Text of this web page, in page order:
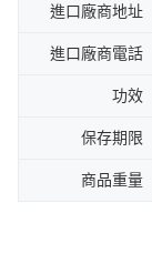
進口廠商地址
進口廠商電話
功效
保存期限
商品重量